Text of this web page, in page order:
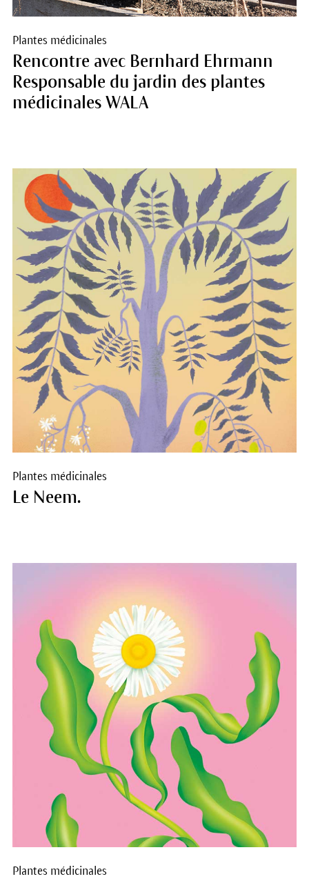
Plantes médicinales
Rencontre avec Bernhard Ehrmann
Responsable du jardin des plantes
médicinales WALA
Plantes médicinales
Le Neem.
Plantes médicinales